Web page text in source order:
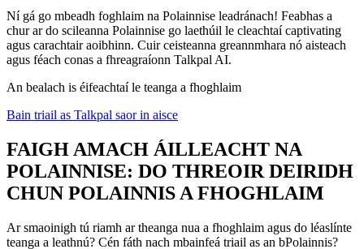
Ní gá go mbeadh foghlaim na Polainnise leadránach! Feabhas a
chur ar do scileanna Polainnise go laethúil le cleachtaí captivating
agus carachtair aoibhinn. Cuir ceisteanna greannmhara nó aisteach
agus féach conas a fhreagraíonn Talkpal AI.
An bealach is éifeachtaí le teanga a fhoghlaim
Bain triail as Talkpal saor in aisce
FAIGH AMACH ÁILLEACHT NA
POLAINNISE: DO THREOIR DEIRIDH
CHUN POLAINNIS A FHOGHLAIM
Ar smaoinigh tú riamh ar theanga nua a fhoghlaim agus do léaslínte
teanga a leathnú? Cén fáth nach mbainfeá triail as an bPolainnis?